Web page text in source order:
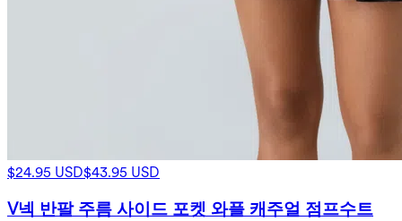
$24.95 USD$43.95 USD
V넥 반팔 주름 사이드 포켓 와플 캐주얼 점프수트